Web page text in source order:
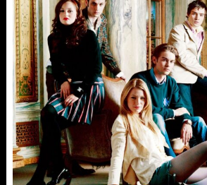
VIP
TRENDY
KULTURA
MIX
OSTATNÍ
JAK NALADIT